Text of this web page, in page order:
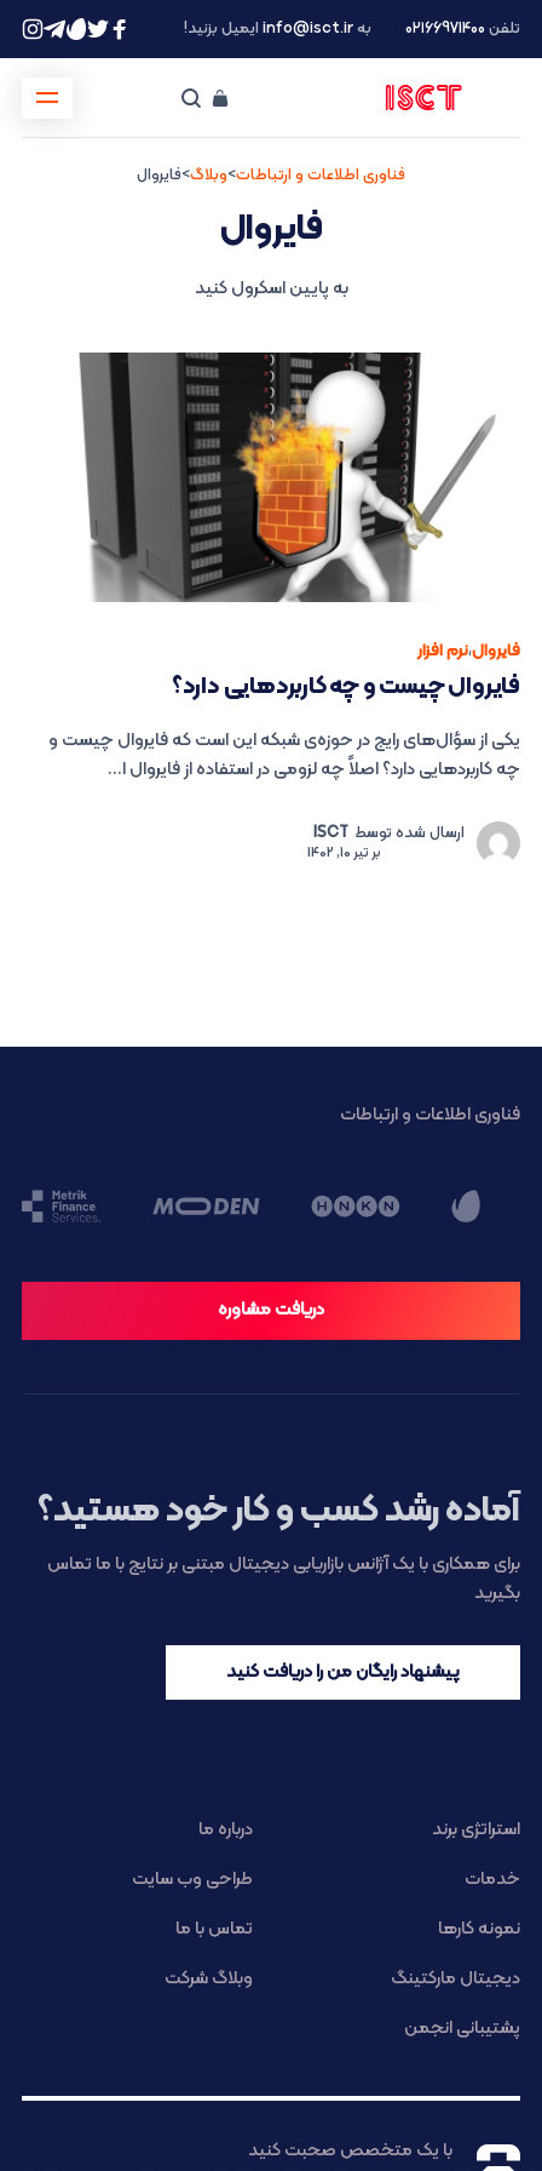
تلفن ۰۲۱66971400 بهinfo@isct.irایمیل بزنید!
فناوری اطلاعات و ارتباطات>وبلاگ>فایروال
فایروال
به پایین اسکرول کنید
فایروال،نرم افزار
فایروال چیست و چه کاربردهایی دارد؟
یکی از سؤال‌های رایج در حوزه‌ی شبکه این است که فایروال چیست و
چه کاربردهایی دارد؟ اصلاً چه لزومی در استفاده از فایروال ا...
ارسال شده توسط ISCT
برتیر 10, 1402
فناوری اطلاعات و ارتباطات
دریافت مشاوره
آماده رشد کسب و کار خود هستید؟
برای همکاری با یک آژانس بازاریابی دیجیتال مبتنی بر نتایج با ما تماس
بگیرید
پیشنهاد رایگان من را دریافت کنید
استراتژی برند
درباره ما
خدمات
طراحی وب سایت
نمونه کارها
تماس با ما
دیجیتال مارکتینگ
وبلاگ شرکت
پشتیبانی انجمن
با یک متخصص صحبت کنید